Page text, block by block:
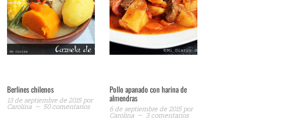
Berlines chilenos
13 de septiembre de 2015por
Carolina 50 comentarios
Pollo apanado con harina de
almendras
6 de septiembre de 2015por
Carolina 3 comentarios